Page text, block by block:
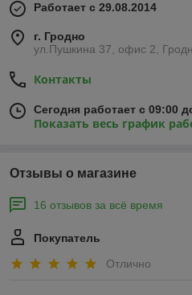
Работает с 29.08.2014
г. Гродно
ул.Пушкина 37, офис 2,
Контакты
Сегодня работает с 09:00
Показать весь график
Отзывы о магазине
16 отзывов за всё время
Покупатель
Отлично